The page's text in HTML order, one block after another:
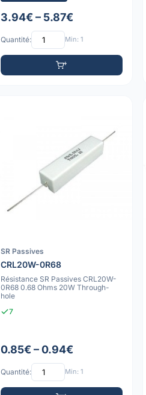
3.94€ – 5.87€
Quantité: Min: 1
SR Passives
CRL20W-0R68
Résistance SR Passives CRL20W-
0R68 0.68 Ohms 20W Through-
hole
7
0.85€ – 0.94€
Quantité: Min: 1